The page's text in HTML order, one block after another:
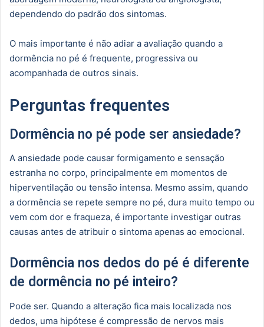
dependendo do padrão dos sintomas.
O mais importante é não adiar a avaliação quando a
dormência no pé é frequente, progressiva ou
acompanhada de outros sinais.
Perguntas frequentes
Dormência no pé pode ser ansiedade?
A ansiedade pode causar formigamento e sensação
estranha no corpo, principalmente em momentos de
hiperventilação ou tensão intensa. Mesmo assim, quando
a dormência se repete sempre no pé, dura muito tempo ou
vem com dor e fraqueza, é importante investigar outras
causas antes de atribuir o sintoma apenas ao emocional.
Dormência nos dedos do pé é diferente
de dormência no pé inteiro?
Pode ser. Quando a alteração fica mais localizada nos
dedos, uma hipótese é compressão de nervos mais